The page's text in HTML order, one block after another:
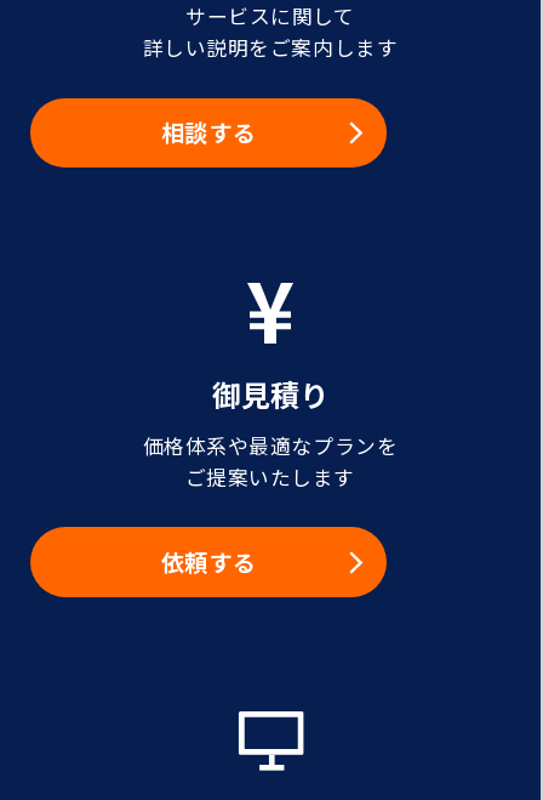
サービスに関して
詳しい説明をご案内します
相談する
御見積り
価格体系や最適なプランを
ご提案いたします
依頼する